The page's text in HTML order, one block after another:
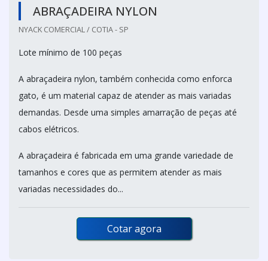
ABRAÇADEIRA NYLON
NYACK COMERCIAL / COTIA - SP
Lote mínimo de 100 peças
A abraçadeira nylon, também conhecida como enforca
gato, é um material capaz de atender as mais variadas
demandas. Desde uma simples amarração de peças até
cabos elétricos.
A abraçadeira é fabricada em uma grande variedade de
tamanhos e cores que as permitem atender as mais
variadas necessidades do...
Cotar agora